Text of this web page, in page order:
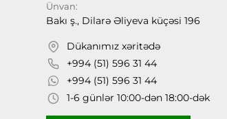
Ünvan:
Bakı ş., Dilarə Əliyeva küçəsi 196
Dükanımız xəritədə
+994 (51) 596 31 44
+994 (51) 596 31 44
1-6 günlər 10:00-dən 18:00-dək